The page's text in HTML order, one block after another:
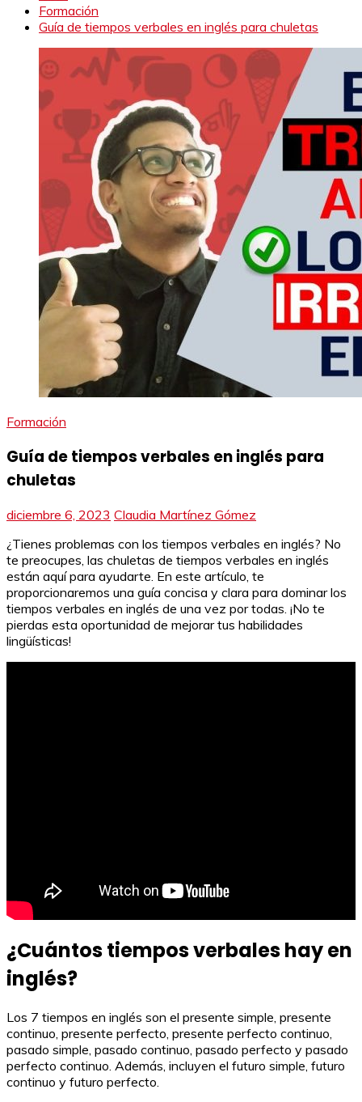
Formación
Guía de tiempos verbales en inglés para chuletas
Formación
Guía de tiempos verbales en inglés para
chuletas
diciembre 6, 2023 Claudia Martínez Gómez
¿Tienes problemas con los tiempos verbales en inglés? No
te preocupes, las chuletas de tiempos verbales en inglés
están aquí para ayudarte. En este artículo, te
proporcionaremos una guía concisa y clara para dominar los
tiempos verbales en inglés de una vez por todas. ¡No te
pierdas esta oportunidad de mejorar tus habilidades
lingüísticas!
¿Cuántos tiempos verbales hay en
inglés?
Los 7 tiempos en inglés son el presente simple, presente
continuo, presente perfecto, presente perfecto continuo,
pasado simple, pasado continuo, pasado perfecto y pasado
perfecto continuo. Además, incluyen el futuro simple, futuro
continuo y futuro perfecto.